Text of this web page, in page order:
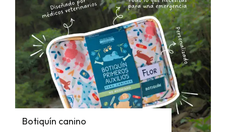
Botiquín canino